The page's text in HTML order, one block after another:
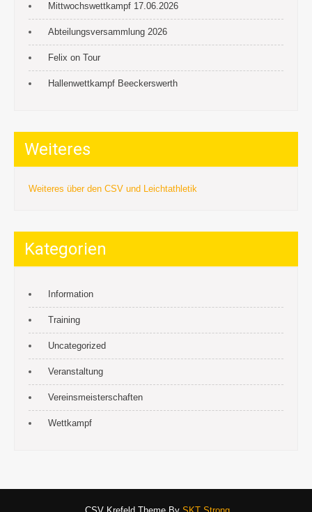
Mittwochswettkampf 17.06.2026
Abteilungsversammlung 2026
Felix on Tour
Hallenwettkampf Beeckerswerth
Weiteres
Weiteres über den CSV und Leichtathletik
Kategorien
Information
Training
Uncategorized
Veranstaltung
Vereinsmeisterschaften
Wettkampf